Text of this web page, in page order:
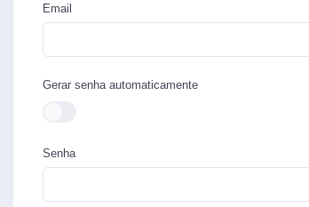
Email
Gerar senha automaticamente
Senha